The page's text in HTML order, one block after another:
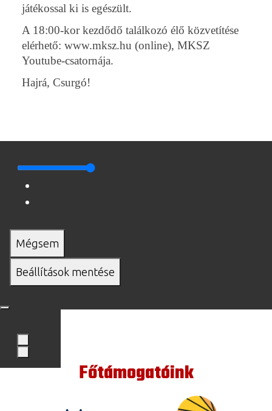
játékossal ki is egészült.
A 18:00-kor kezdődő találkozó élő közvetítése
elérhető: www.mksz.hu (online), MKSZ
Youtube-csatornája.
Hajrá, Csurgó!
Mégsem
Beállítások mentése
Főtámogatóink